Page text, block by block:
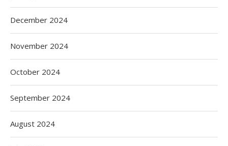
December 2024
November 2024
October 2024
September 2024
August 2024